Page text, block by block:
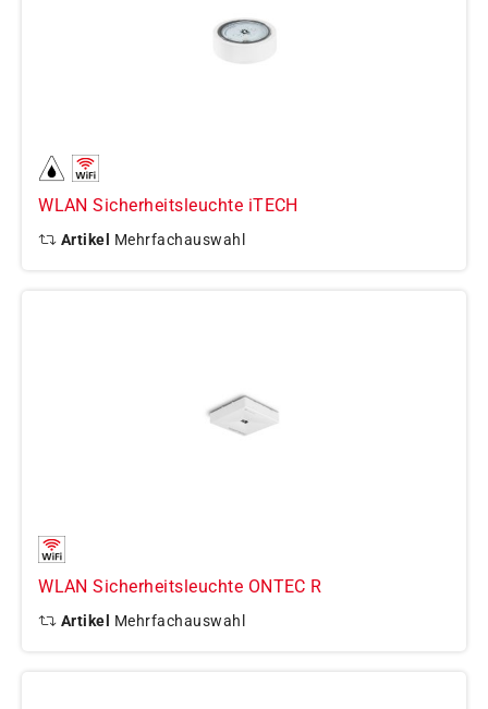
WLAN Sicherheitsleuchte iTECH
Artikel Mehrfachauswahl
WLAN Sicherheitsleuchte ONTEC R
Artikel Mehrfachauswahl